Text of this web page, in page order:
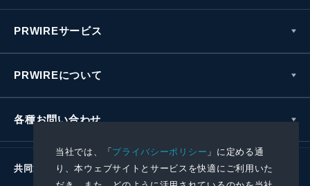
当社では、「プライバシーポリシー 」に定める通
り、本ウェブサイトとサービスを快適にご利用いた
PRWIREサービス
PRWIREについて
各種お問い合わせ
共同通信社グループ